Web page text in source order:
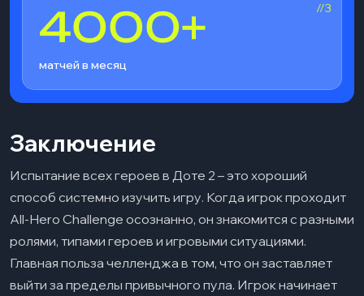
//3
4000+
матчей в месяц
Заключение
Испытание всех героев в Доте 2 – это хороший
способ системно изучить игру. Когда игрок проходит
All-Hero Challenge осознанно, он знакомится с разными
ролями, типами героев и игровыми ситуациями.
Главная польза челленджа в том, что он заставляет
выйти за пределы привычного пула. Игрок начинает